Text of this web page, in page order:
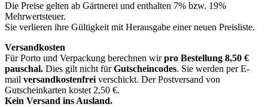
Die Preise gelten ab Gärtnerei und enthalten 7% bzw. 19%
Mehrwertsteuer.
Sie verlieren ihre Gültigkeit mit Herausgabe einer neuen Preisliste.
Versandkosten
Für Porto und Verpackung berechnen wirpro Bestellung 8,50 €
pauschal. Dies gilt nicht fürGutscheincodes. Sie werden per E-
mail versandkostenfrei verschickt. Der Postversand von
Gutscheinkarten kostet 2,50 €.
Kein Versand ins Ausland.